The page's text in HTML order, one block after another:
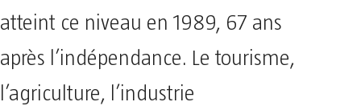
atteint ce niveau en 1989, 67 ans
après l’indépendance. Le tourisme,
l’agriculture, l’industrie